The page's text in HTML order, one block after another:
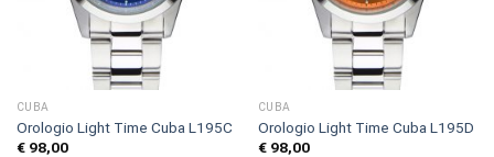
CUBA
Orologio Light Time Cuba L195C
€98,00
CUBA
Orologio Light Time Cuba L195D
€98,00